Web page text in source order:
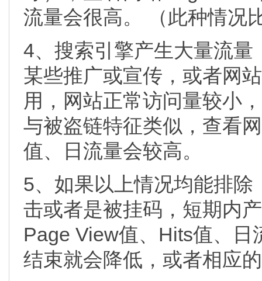
流量会很高。 （此种情况
4、搜索引擎产生大量流
某些推广或宣传，或者网
用，网站正常访问量较小
与被盗链特征类似，查看
值、日流量会较高。
5、如果以上情况均能排
击或者是被挂码，短期内
Page View值、Hits值、
结束就会降低，或者相应